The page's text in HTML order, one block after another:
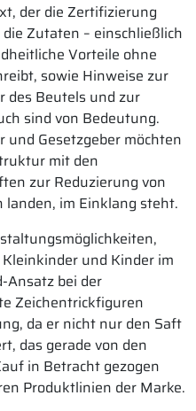
der die Zertifizierung
Zutaten – einschließlich
Vorteile ohne
sowie Hinweise zur
des Beutels und zur
sind von Bedeutung.
Gesetzgeber möchten
mit den
zur Reduzierung von
im Einklang steht.
und Kinder im
Ansatz bei der
Zeichentrickfiguren
da er nicht nur den Saft
das gerade von den
in Betracht gezogen
Produktlinien der Marke.